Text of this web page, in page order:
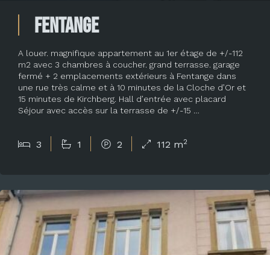
Fentange
A louer. magnifique appartement au 1er étage de +/-112
m2 avec 3 chambres à coucher. grand terrasse. garage
fermé + 2 emplacements extérieurs à Fentange dans
une rue très calme et à 10 minutes de la Cloche d’Or et
15 minutes de Kirchberg. Hall d’entrée avec placard
Séjour avec accès sur la terrasse de +/-15 …
3 1 2 112 m2